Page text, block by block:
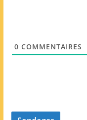
0 COMMENTAIRES